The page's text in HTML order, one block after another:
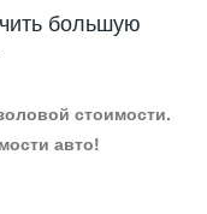
большую
стоимости.
авто!